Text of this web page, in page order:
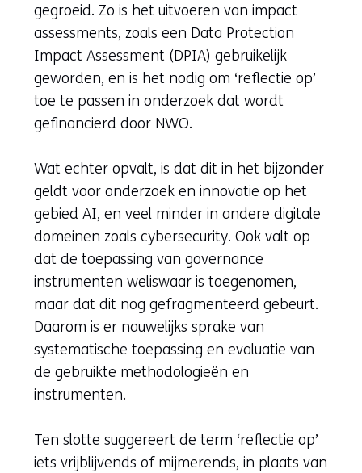
website)
gegroeid. Zo is het uitvoeren van impact
assessments, zoals een Data Protection
Impact Assessment (DPIA) gebruikelijk
geworden, en is het nodig om ‘reflectie op’
toe te passen in onderzoek dat wordt
gefinancierd door NWO.
Wat echter opvalt, is dat dit in het bijzonder
geldt voor onderzoek en innovatie op het
gebied AI, en veel minder in andere digitale
domeinen zoals cybersecurity. Ook valt op
dat de toepassing van governance
instrumenten weliswaar is toegenomen,
maar dat dit nog gefragmenteerd gebeurt.
Daarom is er nauwelijks sprake van
systematische toepassing en evaluatie van
de gebruikte methodologieën en
instrumenten.
Ten slotte suggereert de term ‘reflectie op’
iets vrijblijvends of mijmerends, in plaats van